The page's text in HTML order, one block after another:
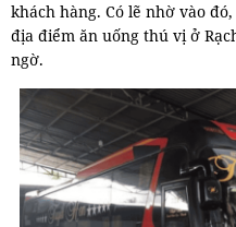
khách hàng. Có lẽ nhờ vào
địa điểm ăn uống thú vị ở
ngờ.